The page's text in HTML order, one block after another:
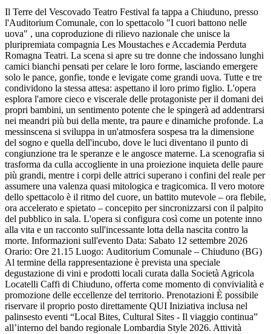
Il Terre del Vescovado Teatro Festival fa tappa a Chiuduno, presso
l'Auditorium Comunale, con lo spettacolo "I cuori battono nelle
uova" , una coproduzione di rilievo nazionale che unisce la
pluripremiata compagnia Les Moustaches e Accademia Perduta
Romagna Teatri. La scena si apre su tre donne che indossano lunghi
camici bianchi pensati per celare le loro forme, lasciando emergere
solo le pance, gonfie, tonde e levigate come grandi uova. Tutte e tre
condividono la stessa attesa: aspettano il loro primo figlio. L'opera
esplora l'amore cieco e viscerale delle protagoniste per il domani dei
propri bambini, un sentimento potente che le spingerà ad addentrarsi
nei meandri più bui della mente, tra paure e dinamiche profonde. La
messinscena si sviluppa in un'atmosfera sospesa tra la dimensione
del sogno e quella dell'incubo, dove le luci diventano il punto di
congiunzione tra le speranze e le angosce materne. La scenografia si
trasforma da culla accogliente in una proiezione inquieta delle paure
più grandi, mentre i corpi delle attrici superano i confini del reale per
assumere una valenza quasi mitologica e tragicomica. Il vero motore
dello spettacolo è il ritmo del cuore, un battito mutevole – ora flebile,
ora accelerato e spietato – concepito per sincronizzarsi con il palpito
del pubblico in sala. L'opera si configura così come un potente inno
alla vita e un racconto sull'incessante lotta della nascita contro la
morte. Informazioni sull'evento Data: Sabato 12 settembre 2026
Orario: Ore 21.15 Luogo: Auditorium Comunale – Chiuduno (BG)
Al termine della rappresentazione è prevista una speciale
degustazione di vini e prodotti locali curata dalla Società Agricola
Locatelli Caffi di Chiuduno, offerta come momento di convivialità e
promozione delle eccellenze del territorio. Prenotazioni È possibile
riservare il proprio posto direttamente QUI Iniziativa inclusa nel
palinsesto eventi “Local Bites, Cultural Sites - Il viaggio continua”
all’interno del bando regionale Lombardia Style 2026. Attività